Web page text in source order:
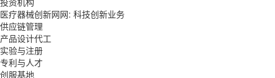
医疗器械创新网网: 科技创新业务
供应链管理
产品设计代工
实验与注册
专利与人才
创服基地